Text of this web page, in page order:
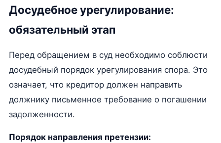
Досудебное урегулирование:
обязательный этап
Перед обращением в суд необходимо соблюсти
досудебный порядок урегулирования спора. Это
означает, что кредитор должен направить
должнику письменное требование о погашении
задолженности.
Порядок направления претензии: